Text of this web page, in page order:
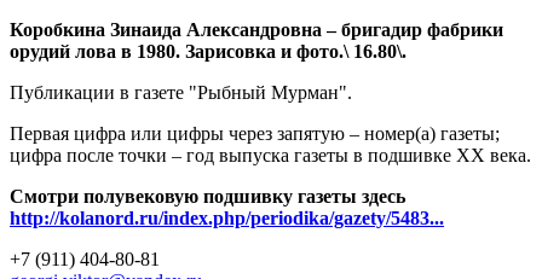
Коробкина Зинаида Александровна – бригадир фабрики
орудий лова в 1980. Зарисовка и фото.\ 16.80\.
Публикации в газете "Рыбный Мурман".
Первая цифра или цифры через запятую – номер(а) газеты;
цифра после точки – год выпуска газеты в подшивке ХХ века.
Смотри полувековую подшивку газеты здесь
http://kolanord.ru/index.php/periodika/gazety/5483...
+7 (911) 404-80-81